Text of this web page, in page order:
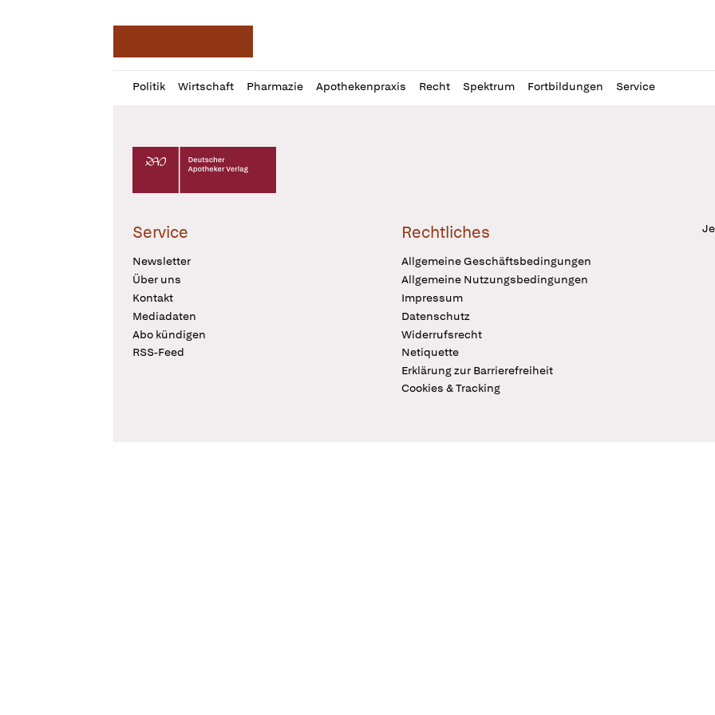
Politik Wirtschaft Pharmazie Apothekenpraxis Recht Spektrum Fortbildungen Service
Profil
öffnen
Daz
Pur
Deutscher Apotheker Verlag Logo
Service
Newsletter
Über uns
Kontakt
Mediadaten
Abo kündigen
RSS-Feed
Rechtliches
Allgemeine Geschäftsbedingungen
Allgemeine Nutzungsbedingungen
Impressum
Datenschutz
Widerrufsrecht
Netiquette
Erklärung zur Barrierefreiheit
Cookies & Tracking